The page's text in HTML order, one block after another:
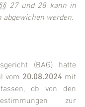
27 und 28 kann in
abgewichen werden.
(BAG) hatte
vom 20.08.2024 mit
ob von den
zur